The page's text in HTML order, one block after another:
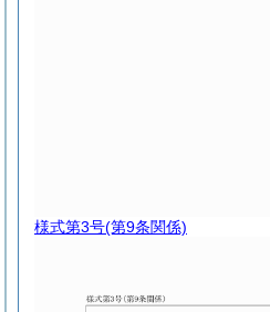
様式第3号(第9条関係)